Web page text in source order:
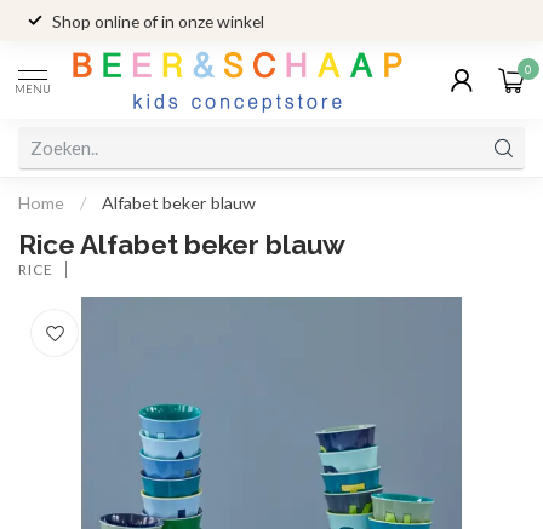
Shop online of in onze winkel
MENU
0
Home / Alfabet beker blauw
Rice Alfabet beker blauw
RICE